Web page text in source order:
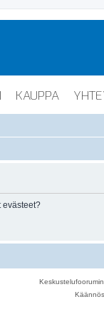
KAUPPA
evästeet?